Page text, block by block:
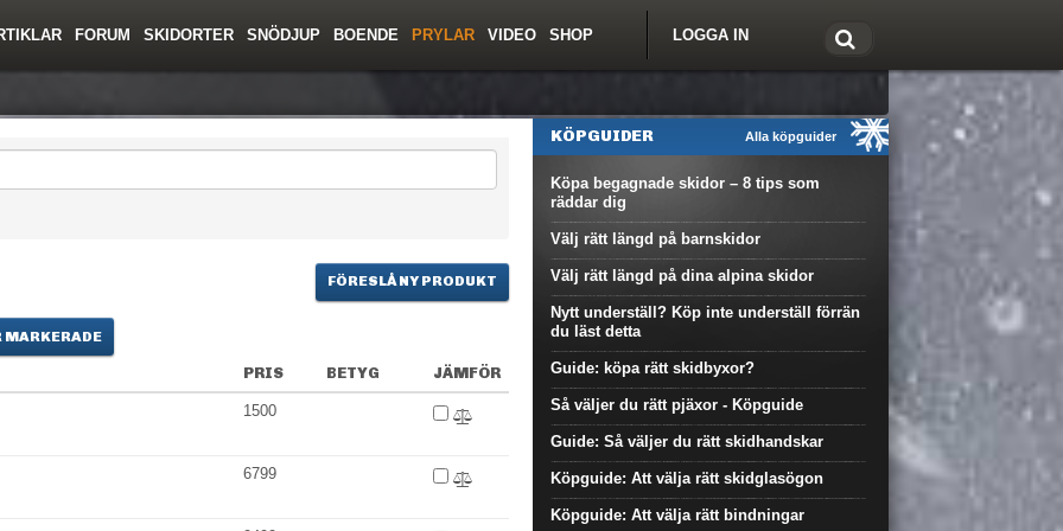
LOGGA IN
FORUM SKIDORTER SNÖDJUP BOENDE PRYLAR VIDEO SHOP
FÖRESLÅ NY PRODUKT
MARKERADE
PRIS BETYG JÄMFÖR
1500
6799
Alla köpguider
KÖPGUIDER
Köpa begagnade skidor – 8 tips som
räddar dig
Välj rätt längd på barnskidor
Välj rätt längd på dina alpina skidor
Nytt underställ? Köp inte underställ förrän
du läst detta
Guide: köpa rätt skidbyxor?
Så väljer du rätt pjäxor - Köpguide
Guide: Så väljer du rätt skidhandskar
Köpguide: Att välja rätt skidglasögon
Köpguide: Att välja rätt bindningar